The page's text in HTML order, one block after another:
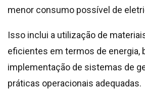
menor consumo possível de
Isso inclui a utilização de
eficientes em termos de energia,
implementação de sistemas de
práticas operacionais adequadas.